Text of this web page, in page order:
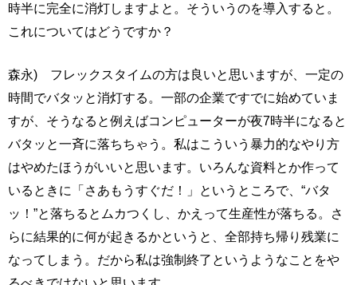
時半に完全に消灯しますよと。そういうのを導入すると。
これについてはどうですか？
森永) フレックスタイムの方は良いと思いますが、一定の
時間でバタッと消灯する。一部の企業ですでに始めていま
すが、そうなると例えばコンピューターが夜7時半になると
バタッと一斉に落ちちゃう。私はこういう暴力的なやり方
はやめたほうがいいと思います。いろんな資料とか作って
いるときに「さあもうすぐだ！」というところで、“バタ
ッ！”と落ちるとムカつくし、かえって生産性が落ちる。さ
らに結果的に何が起きるかというと、全部持ち帰り残業に
なってしまう。だから私は強制終了というようなことをや